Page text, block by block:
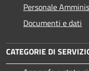
Personale
Documenti e dati
CATEGORIE DI